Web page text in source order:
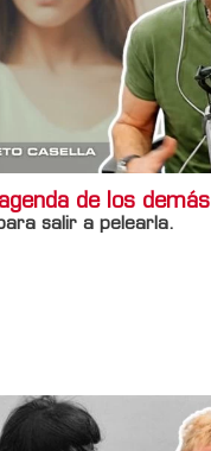
de los demás
salir a pelearla.